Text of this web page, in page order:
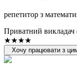
репетитор з
Приватний викладач
★★★★
Хочу працювати з